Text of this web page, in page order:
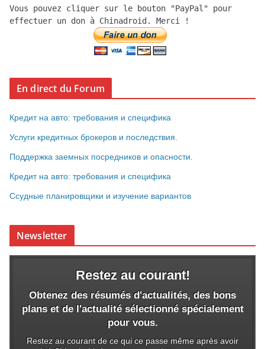
Vous pouvez cliquer sur le bouton "PayPal" pour
effectuer un don à Chinadroid. Merci !
En direct du Forum
Кредит на авто: требования и специфика
Услуги кредитных брокеров и последствия.
Поддержка заемных посредников и опасности.
Кредит на авто: требования и специфика
Ссудные планировщики и изучение вариантов
Newsletter
Restez au courant!
Obtenez des résumés d'actualités, des bons
plans et de l'actualité sélectionné spécialement
pour vous.
Restez au courant de ce qui ce passe même après avoir